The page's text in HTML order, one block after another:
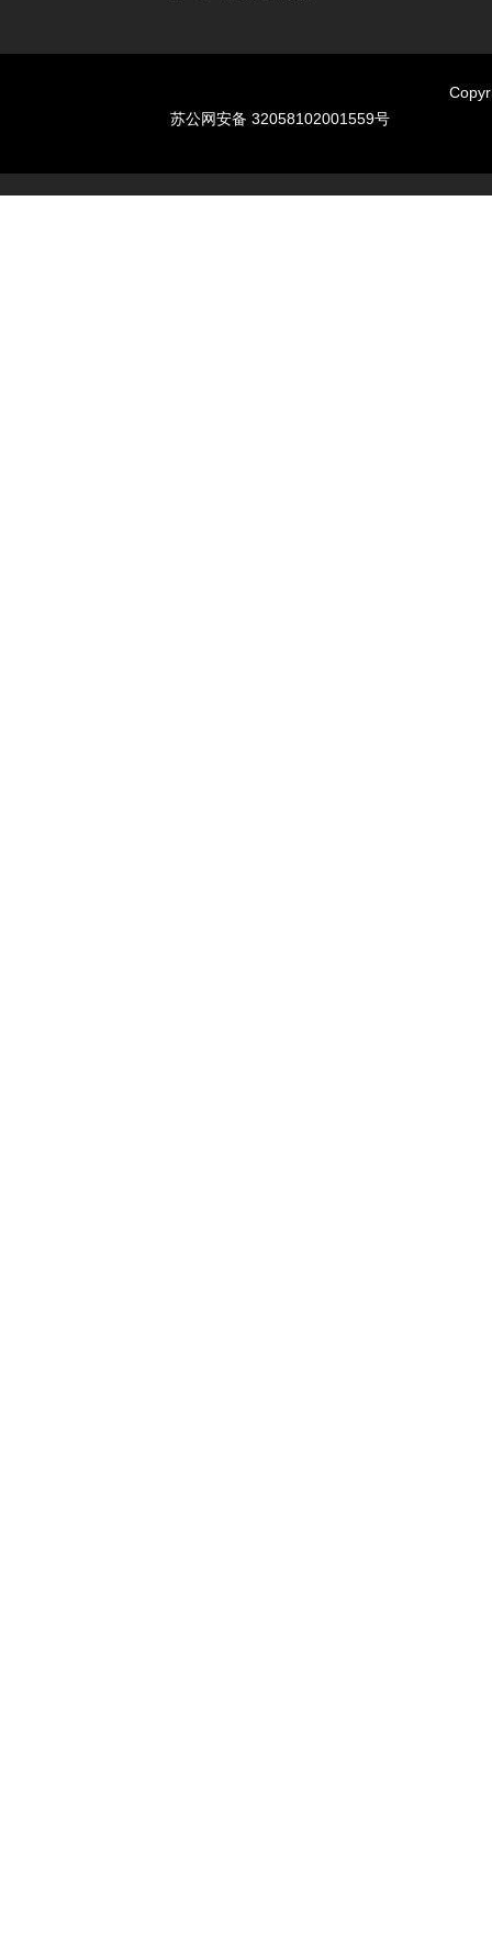
苏公网安备 32058102001559号